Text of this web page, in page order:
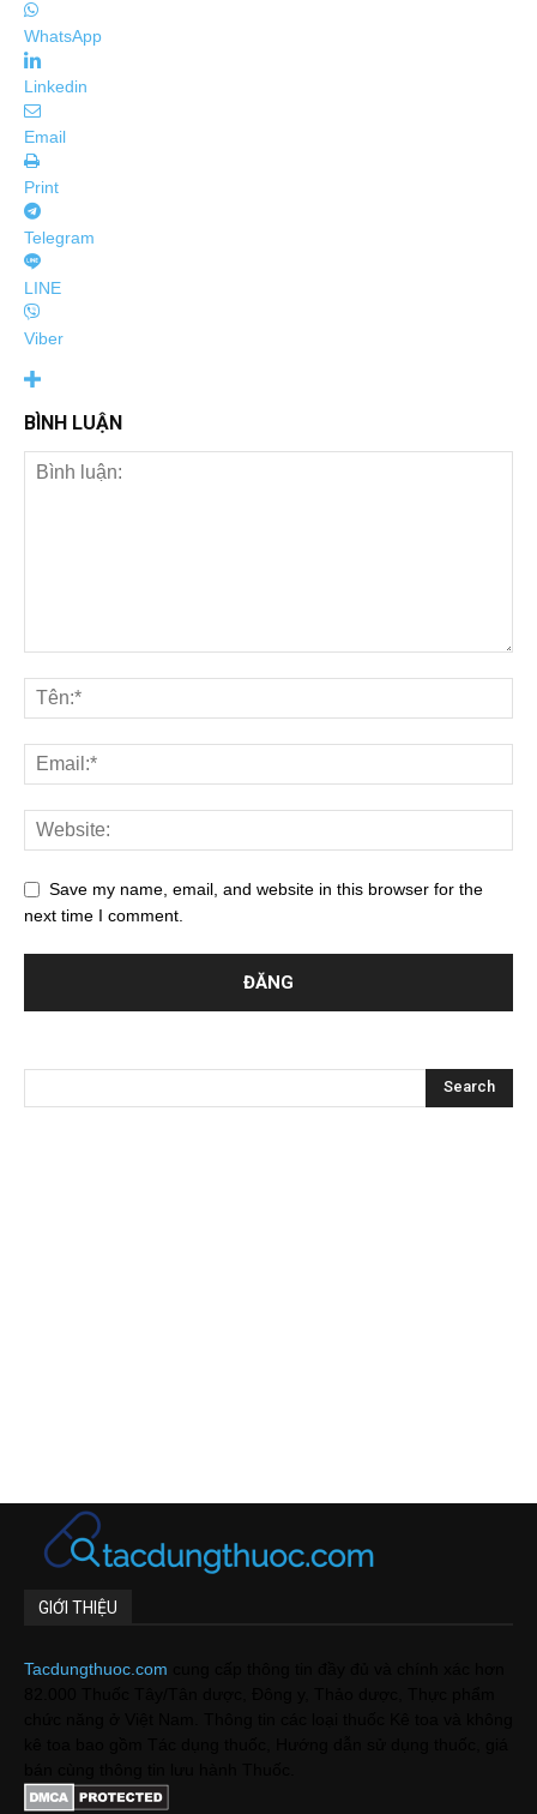
WhatsApp
Linkedin
Email
Print
Telegram
LINE
Viber
BÌNH LUẬN
Save my name, email, and website in this browser for the
next time I comment.
GIỚI THIỆU
Tacdungthuoc.com